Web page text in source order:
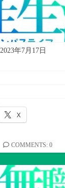
2023年7月17日
X
COMMENTS: 0